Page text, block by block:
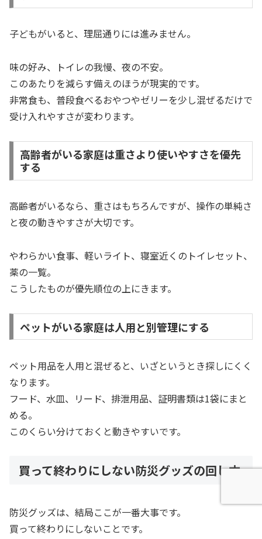
子どもがいると、理屈通りには進みません。
味の好み、トイレの我慢、夜の不安。
このあたりを減らす備えのほうが現実的です。
非常食も、普段食べるおやつやゼリーを少し混ぜるだけで
受け入れやすさが変わります。
高齢者がいる家庭は重さより使いやすさを優先
する
高齢者がいるなら、重さはもちろんですが、操作の単純さ
と夜の動きやすさが大切です。
やわらかい食事、軽いライト、寝室近くのトイレセット、
薬の一覧。
こうしたものが優先順位の上にきます。
ペットがいる家庭は人用と別管理にする
ペット用品を人用と混ぜると、いざというとき探しにくく
なります。
フード、水皿、リード、排泄用品、証明書類は1袋にまと
める。
このくらい分けておくと動きやすいです。
買って終わりにしない防災グッズの回し方
防災グッズは、結局ここが一番大事です。
買って終わりにしないことです。